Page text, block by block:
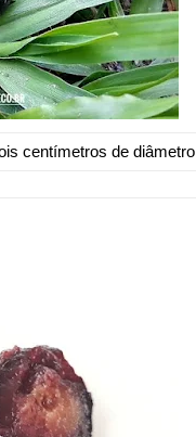
centímetros de diâmetro